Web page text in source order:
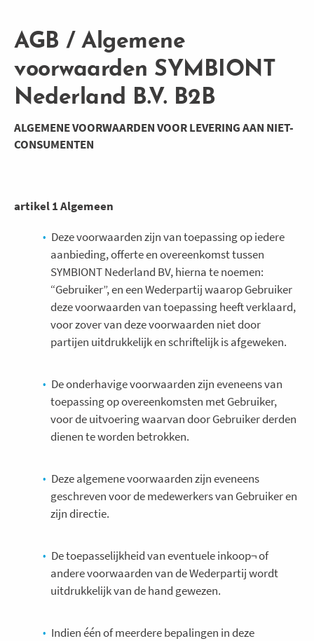
naar
inhoud
gaan
AGB / Algemene
voorwaarden SYMBIONT
Nederland B.V. B2B
ALGEMENE VOORWAARDEN VOOR LEVERING AAN NIET-
CONSUMENTEN
artikel 1 Algemeen
Deze voorwaarden zijn van toepassing op iedere
aanbieding, offerte en overeenkomst tussen
SYMBIONT Nederland BV, hierna te noemen:
“Gebruiker”, en een Wederpartij waarop Gebruiker
deze voorwaarden van toepassing heeft verklaard,
voor zover van deze voorwaarden niet door
partijen uitdrukkelijk en schriftelijk is afgeweken.
De onderhavige voorwaarden zijn eveneens van
toepassing op overeenkomsten met Gebruiker,
voor de uitvoering waarvan door Gebruiker derden
dienen te worden betrokken.
Deze algemene voorwaarden zijn eveneens
geschreven voor de medewerkers van Gebruiker en
zijn directie.
De toepasselijkheid van eventuele inkoop¬ of
andere voorwaarden van de Wederpartij wordt
uitdrukkelijk van de hand gewezen.
Indien één of meerdere bepalingen in deze